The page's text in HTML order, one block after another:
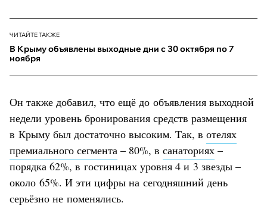
ЧИТАЙТЕ ТАКЖЕ
В Крыму объявлены выходные дни с 30 октября по 7
ноября
Он также добавил, что ещё до объявления выходной
недели уровень бронирования средств размещения
в Крыму был достаточно высоким. Так, в отелях
премиального сегмента – 80%, в санаториях –
порядка 62%, в гостиницах уровня 4 и 3 звезды –
около 65%. И эти цифры на сегодняшний день
серьёзно не поменялись.